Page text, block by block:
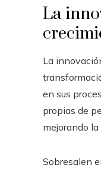
La
La
en sus
propias de
mejorando
Sobresalen